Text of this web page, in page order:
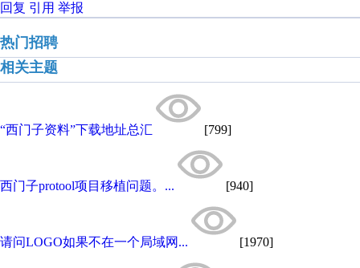
回复 引用 举报
热门招聘
相关主题
“西门子资料”下载地址总汇 [799]
西门子protool项目移植问题。... [940]
请问LOGO如果不在一个局域网... [1970]